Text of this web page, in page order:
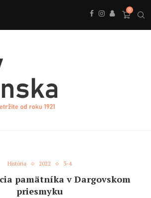
0
História 2022 3-4
pamätníka v Dargovskom
priesmyku